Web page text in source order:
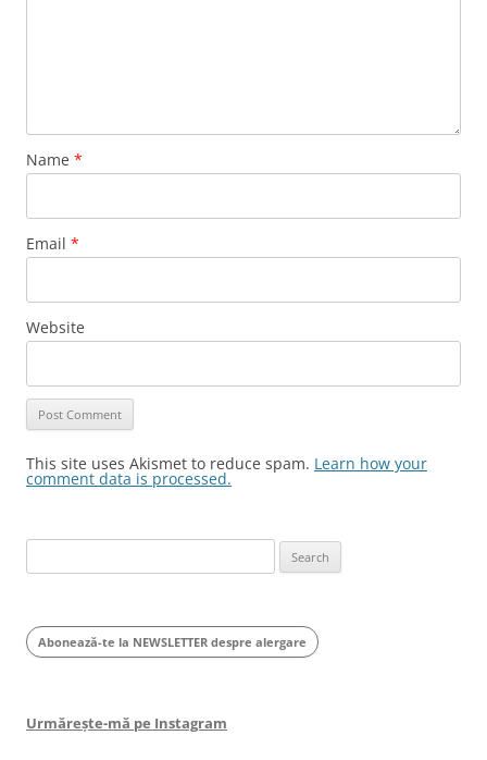
Name *
Email *
Website
This site uses Akismet to reduce spam. Learn how your
comment data is processed.
for:
Abonează-te la NEWSLETTER despre alergare
Urmărește-mă pe Instagram